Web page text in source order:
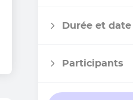
Durée et
Participants